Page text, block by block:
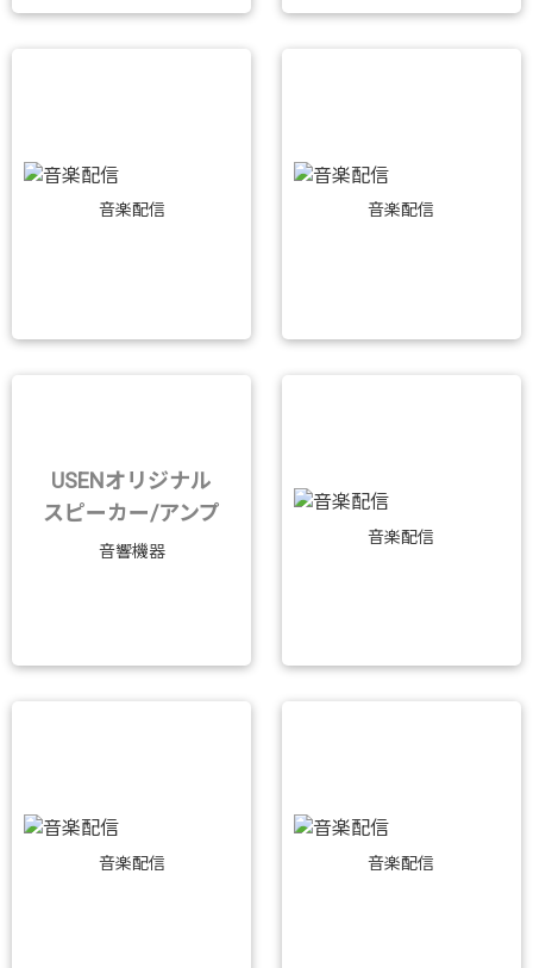
音楽配信 音楽配信
USENオリジナル
スピーカー/アンプ
音響機器
音楽配信
音楽配信 音楽配信